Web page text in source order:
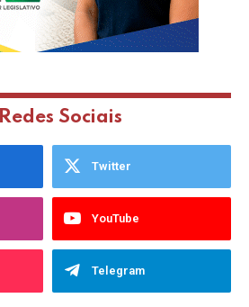
Sociais
Twitter
YouTube
Telegram